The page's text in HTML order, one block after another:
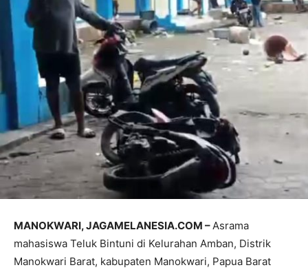
MANOKWARI, JAGAMELANESIA.COM –Asrama
mahasiswa Teluk Bintuni di Kelurahan Amban, Distrik
Manokwari Barat, kabupaten Manokwari, Papua Barat